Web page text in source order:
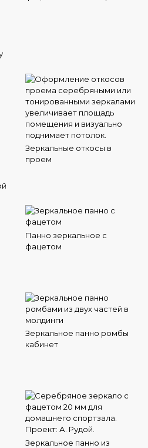
Зеркальные откосы в
проем
Панно зеркальное с
фацетом
Зеркальное панно ромбы
кабинет
Зеркальное панно из